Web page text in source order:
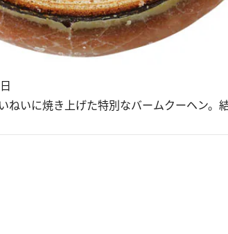
ねいに焼き上げた特別なバームクーヘン。